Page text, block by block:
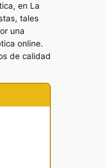
en La
tales
una
online.
de calidad